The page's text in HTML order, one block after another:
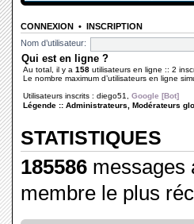
CONNEXION • INSCRIPTION
Nom d’utilisateur:
Qui est en ligne ?
Au total, il y a 158 utilisateurs en ligne :: 2
Le nombre maximum d’utilisateurs en ligne
Utilisateurs inscrits : diego51
Google [Bot]
Légende :: Administrateurs Modérateurs
STATISTIQUES
185586 messages
membre le plus